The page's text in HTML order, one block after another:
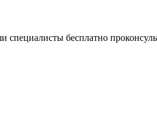
специалисты бесплатно